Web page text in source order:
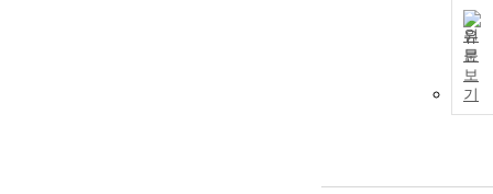
원
문
보
기